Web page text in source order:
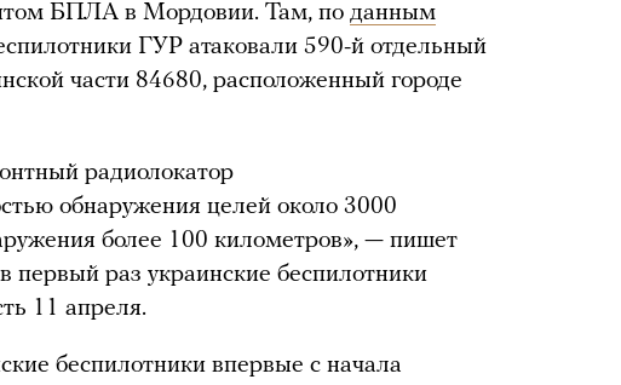
БПЛА в Мордовии. Там, по данным
ГУР атаковали 590-й отдельный
части 84680, расположенный городе
радиолокатор
обнаружения целей около 3000
более 100 километров», — пишет
первый раз украинские беспилотники
11 апреля.
беспилотники впервые с начала